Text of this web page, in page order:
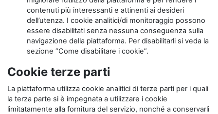
contenuti più interessanti e attinenti ai desideri
dell’utenza. I cookie analitici/di monitoraggio possono
essere disabilitati senza nessuna conseguenza sulla
navigazione della piattaforma. Per disabilitarli si veda la
sezione “Come disabilitare i cookie”.
Cookie terze parti
La piattaforma utilizza cookie analitici di terze parti per i quali
la terza parte si è impegnata a utilizzare i cookie
limitatamente alla fornitura del servizio, nonché a conservarli